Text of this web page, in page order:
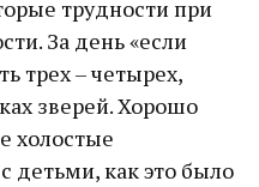
трудности при
За день «если
трех – четырех,
зверей. Хорошо
холостые
как это было